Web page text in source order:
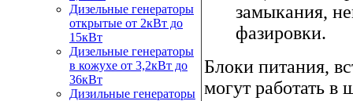
Дизельные генераторы
открытые от 2кВт до
15кВт
Дизельные генераторы
в кожухе от 3,2кВт до
36кВт
Дизильные генераторы
замыкания,
фазировки.
Блоки питания,
могут работать в